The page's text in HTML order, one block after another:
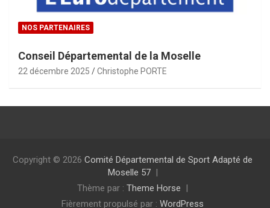
NOS PARTENAIRES
Conseil Départemental de la Moselle
22 décembre 2025 Christophe PORTE
Copyright © 2026 Comité Départemental de Sport Adapté de
Moselle 57
Thème par : Theme Horse
Fièrement propulsé par : WordPress